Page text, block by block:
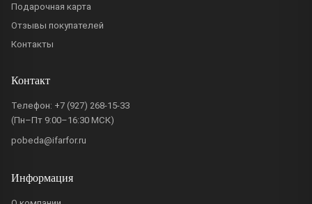
Подарочная карта
Отзывы покупателей
Контакты
Контакт
Телефон: +7 (927) 268-15-33
(Пн–Пт 9:00–16:30 МСК)
pobeda@ifarfor.ru
Информация